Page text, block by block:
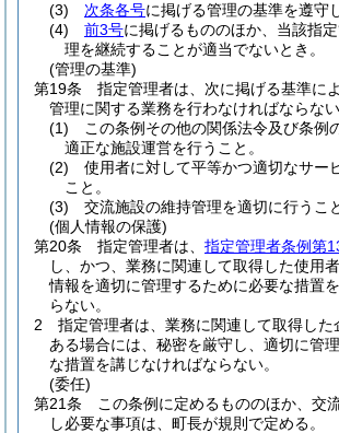
(3)
次条各号に掲げる管理の基準を遵守
(4)
前3号に掲げるもののほか、当該指
理を継続することが適当でないとき。
(管理の基準)
第19条
指定管理者は、次に掲げる基準に
管理に関する業務を行わなければならない
(1)
この条例その他の関係法令及び条例
適正な施設運営を行うこと。
(2)
使用者に対して平等かつ適切なサー
こと。
(3)
交流施設の維持管理を適切に行うこと
(個人情報の保護)
第20条
指定管理者は、 指定管理者条例第
し、かつ、業務に関連して取得した使用
情報を適切に管理するために必要な措置
らない。
2
指定管理者は、業務に関連して取得した
ある場合には、秘密を厳守し、適切に管
な措置を講じなければならない。
(委任)
第21条
この条例に定めるもののほか、交
し必要な事項は、町長が規則で定める。